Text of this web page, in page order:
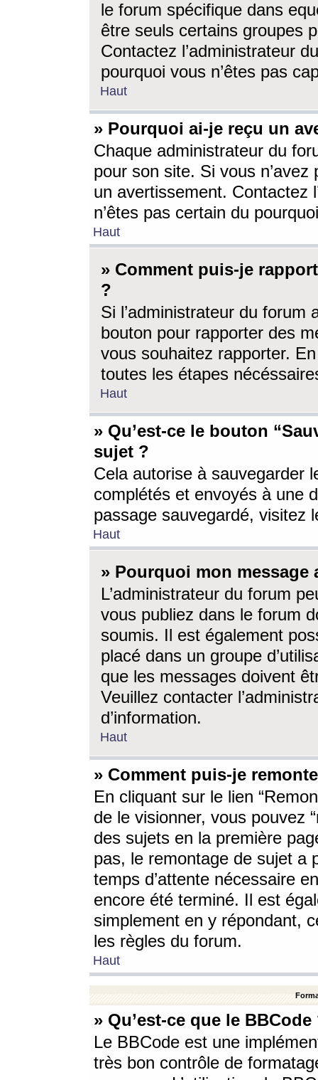
le forum spécifique dans
être seuls certains groupes
Contactez l’administrateur
pourquoi vous n’êtes pas
Haut
» Pourquoi ai-je reçu un
Chaque administrateur du
pour son site. Si vous
un avertissement. Contactez
n’êtes pas certain du
Haut
» Comment puis-je
?
Si l’administrateur du forum
bouton pour rapporter des
vous souhaitez rapporter.
toutes les étapes
Haut
» Qu’est-ce le bouton
sujet ?
Cela autorise à sauvegarder
complétés et envoyés à une
passage sauvegardé, visitez
Haut
» Pourquoi mon message
L’administrateur du forum
vous publiez dans le forum
soumis. Il est également
placé dans un groupe
que les messages doivent
Veuillez contacter
d’information.
Haut
» Comment puis-je
En cliquant sur le lien
de le visionner, vous pouvez
des sujets en la première
pas, le remontage de sujet a
temps d’attente nécessaire
encore été terminé. Il est
simplement en y répondant,
les règles du forum.
Haut
» Qu’est-ce que le BBCode
Le BBCode est une
très bon contrôle de